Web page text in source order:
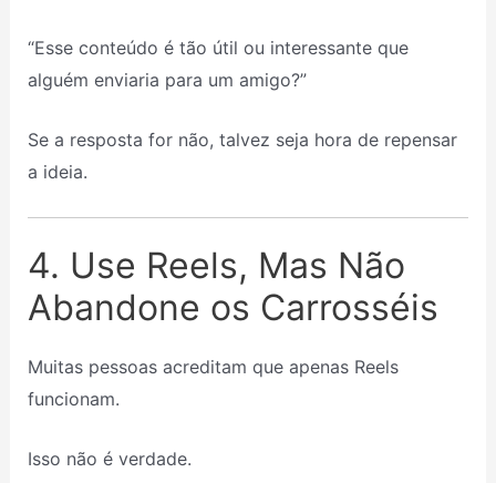
“Esse conteúdo é tão útil ou interessante que
alguém enviaria para um amigo?”
Se a resposta for não, talvez seja hora de repensar
a ideia.
4. Use Reels, Mas Não
Abandone os Carrosséis
Muitas pessoas acreditam que apenas Reels
funcionam.
Isso não é verdade.